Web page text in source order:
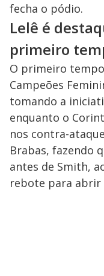
fecha o pódio.
Lelê é
primeiro
O primeiro
Campeões
tomando a
enquanto o
nos contra-
Brabas, fazendo
antes de Smith,
rebote para abrir